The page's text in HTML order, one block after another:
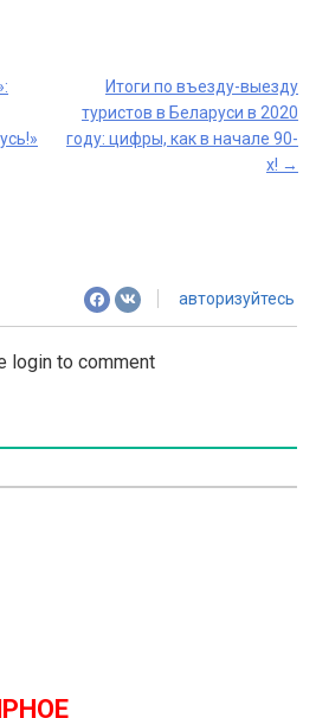
Итоги по въезду-выезду
туристов в Беларуси в 2020
году: цифры, как в начале 90-
х! →
авторизуйтесь
login to comment